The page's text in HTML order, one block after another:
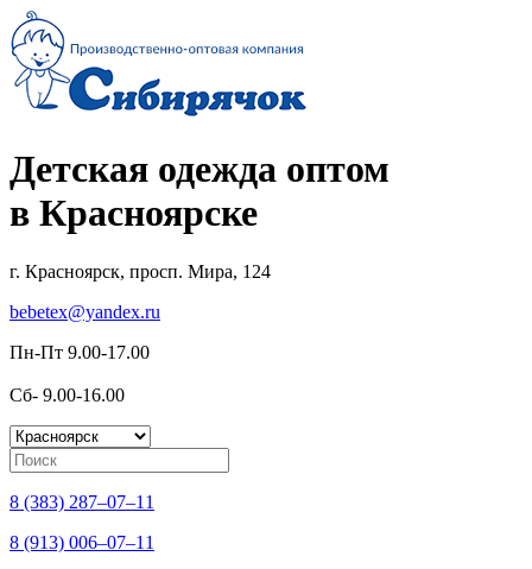
Детская одежда оптом
в Красноярске
г. Красноярск, просп. Мира, 124
bebetex@yandex.ru
Пн-Пт 9.00-17.00
Сб- 9.00-16.00
8 (383) 287–07–11
8 (913) 006–07–11